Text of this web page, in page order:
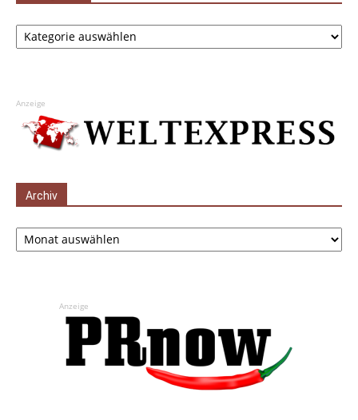
Kategorien
Anzeige
Archiv
Archiv
Anzeige